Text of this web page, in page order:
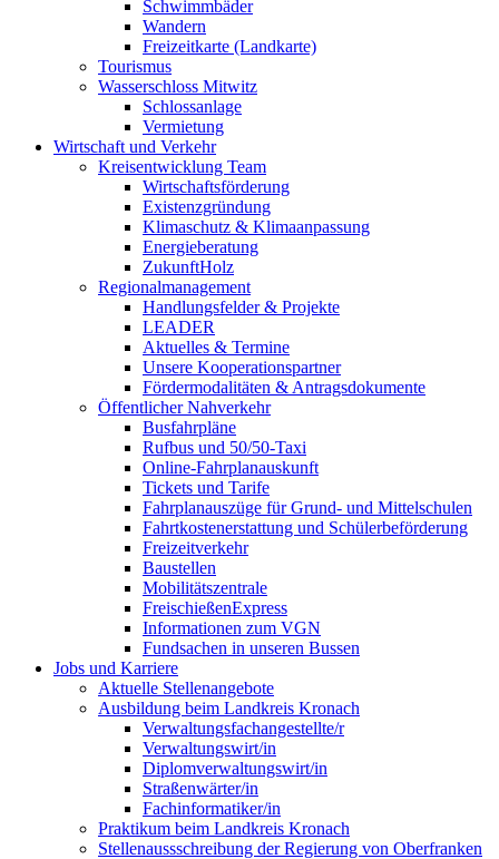
Schwimmbäder
Wandern
Freizeitkarte (Landkarte)
Tourismus
Wasserschloss Mitwitz
Schlossanlage
Vermietung
Wirtschaft und Verkehr
Kreisentwicklung Team
Wirtschaftsförderung
Existenzgründung
Klimaschutz & Klimaanpassung
Energieberatung
ZukunftHolz
Regionalmanagement
Handlungsfelder & Projekte
LEADER
Aktuelles & Termine
Unsere Kooperationspartner
Fördermodalitäten & Antragsdokumente
Öffentlicher Nahverkehr
Busfahrpläne
Rufbus und 50/50-Taxi
Online-Fahrplanauskunft
Tickets und Tarife
Fahrplanauszüge für Grund- und Mittelschulen
Fahrtkostenerstattung und Schülerbeförderung
Freizeitverkehr
Baustellen
Mobilitätszentrale
FreischießenExpress
Informationen zum VGN
Fundsachen in unseren Bussen
Jobs und Karriere
Aktuelle Stellenangebote
Ausbildung beim Landkreis Kronach
Verwaltungsfachangestellte/r
Verwaltungswirt/in
Diplomverwaltungswirt/in
Straßenwärter/in
Fachinformatiker/in
Praktikum beim Landkreis Kronach
Stellenaussschreibung der Regierung von Oberfranken